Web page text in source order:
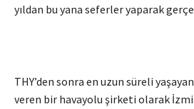
yıldan bu yana seferler yaparak
THY’den sonra en uzun süreli
veren bir havayolu şirketi olarak